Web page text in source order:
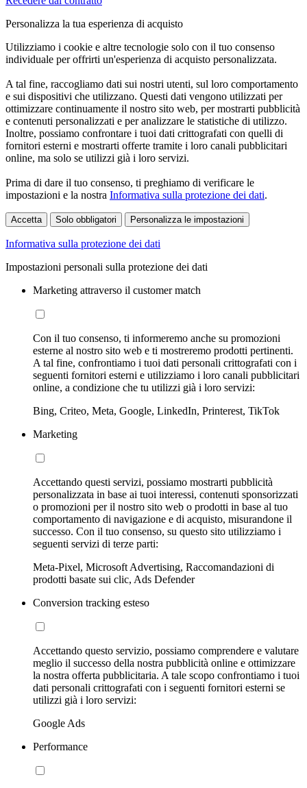
Personalizza la tua esperienza di acquisto
Utilizziamo i cookie e altre tecnologie solo con il tuo consenso
individuale per offrirti un'esperienza di acquisto personalizzata.
A tal fine, raccogliamo dati sui nostri utenti, sul loro comportamento
e sui dispositivi che utilizzano. Questi dati vengono utilizzati per
ottimizzare continuamente il nostro sito web, per mostrarti pubblicità
e contenuti personalizzati e per analizzare le statistiche di utilizzo.
Inoltre, possiamo confrontare i tuoi dati crittografati con quelli di
fornitori esterni e mostrarti offerte tramite i loro canali pubblicitari
online, ma solo se utilizzi già i loro servizi.
Prima di dare il tuo consenso, ti preghiamo di verificare le
impostazioni e la nostra Informativa sulla protezione dei dati.
Accetta Solo obbligatori Personalizza le impostazioni
Informativa sulla protezione dei dati
Impostazioni personali sulla protezione dei dati
Marketing attraverso il customer match
Con il tuo consenso, ti informeremo anche su promozioni
esterne al nostro sito web e ti mostreremo prodotti pertinenti.
A tal fine, confrontiamo i tuoi dati personali crittografati con i
seguenti fornitori esterni e utilizziamo i loro canali pubblicitari
online, a condizione che tu utilizzi già i loro servizi:
Bing, Criteo, Meta, Google, LinkedIn, Printerest, TikTok
Marketing
Accettando questi servizi, possiamo mostrarti pubblicità
personalizzata in base ai tuoi interessi, contenuti sponsorizzati
o promozioni per il nostro sito web o prodotti in base al tuo
comportamento di navigazione e di acquisto, misurandone il
successo. Con il tuo consenso, su questo sito utilizziamo i
seguenti servizi di terze parti:
Meta-Pixel, Microsoft Advertising, Raccomandazioni di
prodotti basate sui clic, Ads Defender
Conversion tracking esteso
Accettando questo servizio, possiamo comprendere e valutare
meglio il successo della nostra pubblicità online e ottimizzare
la nostra offerta pubblicitaria. A tale scopo confrontiamo i tuoi
dati personali crittografati con i seguenti fornitori esterni se
utilizzi già i loro servizi:
Google Ads
Performance